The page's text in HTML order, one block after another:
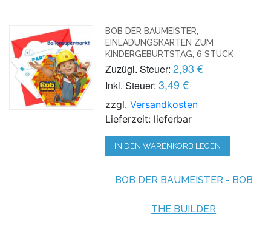
BOB DER BAUMEISTER,
EINLADUNGSKARTEN ZUM
KINDERGEBURTSTAG, 6 STÜCK
Zuzügl. Steuer: 2,93 €
Inkl. Steuer: 3,49 €
zzgl.Versandkosten
Lieferzeit: lieferbar
IN DEN WARENKORB LEGEN
BOB DER BAUMEISTER - BOB
THE BUILDER